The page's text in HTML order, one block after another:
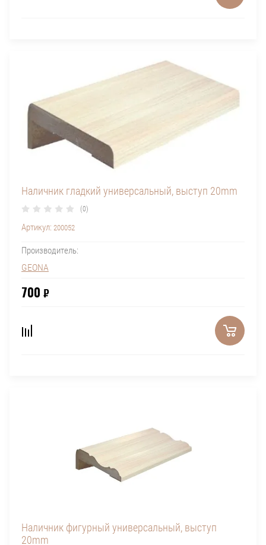
Наличник гладкий универсальный, выступ 20mm
(0)
Артикул: 200052
Производитель:
GEONA
700 ₽
Наличник фигурный универсальный, выступ
20mm